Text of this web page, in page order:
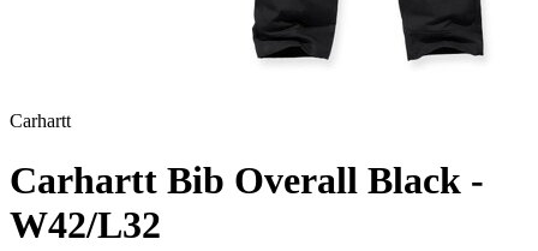
Carhartt
Carhartt Bib Overall Black -
W42/L32